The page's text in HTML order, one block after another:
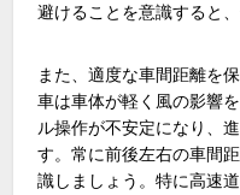
避けることを意識すると
また、適度な車間距離を
車は車体が軽く風の影響
ル操作が不安定になり、
す。常に前後左右の車間
識しましょう。特に高速